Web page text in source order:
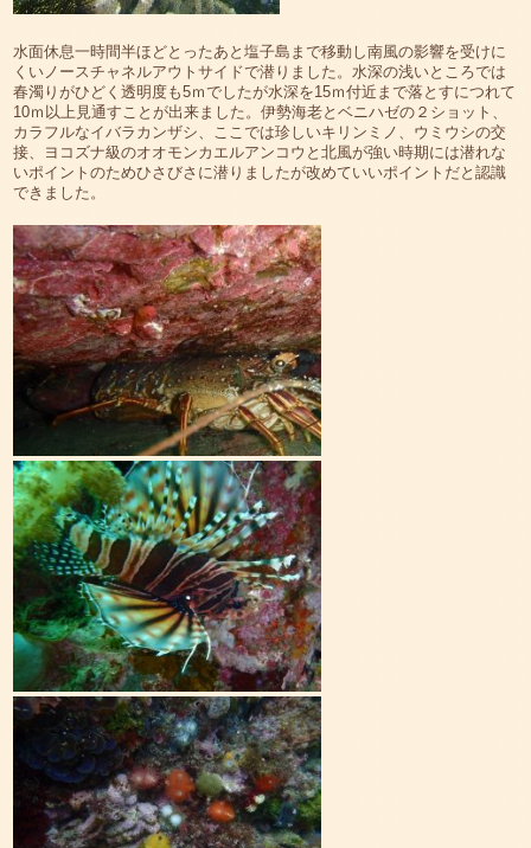
水面休息一時間半ほどとったあと塩子島まで移動し南風の影響を受けに
くいノースチャネルアウトサイドで潜りました。水深の浅いところでは
春濁りがひどく透明度も5ｍでしたが水深を15ｍ付近まで落とすにつれて
10ｍ以上見通すことが出来ました。伊勢海老とベニハゼの２ショット、
カラフルなイバラカンザシ、ここでは珍しいキリンミノ、ウミウシの交
接、ヨコズナ級のオオモンカエルアンコウと北風が強い時期には潜れな
いポイントのためひさびさに潜りましたが改めていいポイントだと認識
できました。